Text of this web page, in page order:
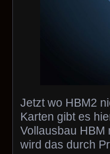
Jetzt wo HBM2
Karten gibt es
Vollausbau HBM
wird das durch